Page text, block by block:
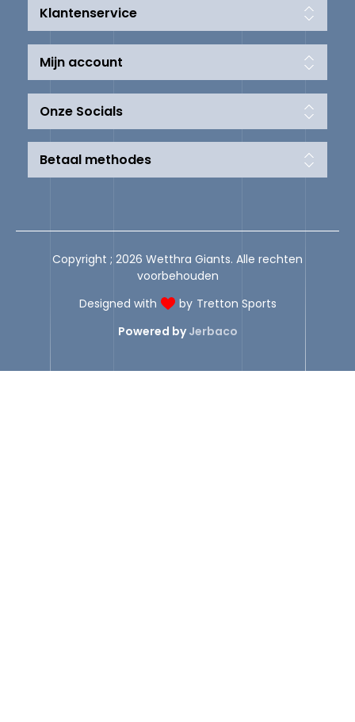
Klantenservice
Mijn account
Onze Socials
Betaal methodes
Copyright ; 2026 Wetthra Giants. Alle rechten
voorbehouden
Designed with
by Tretton Sports
Powered byJerbaco